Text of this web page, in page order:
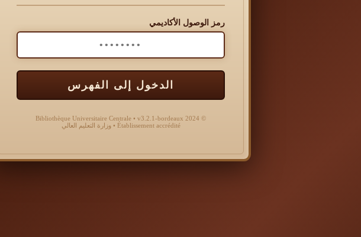
رمز الوصول الأكاديمي
الدخول إلى الفهرس
© 2024 Bibliothèque Universitaire Centrale • v3.2.1-bordeaux
Établissement accrédité • وزارة التعليم العالي